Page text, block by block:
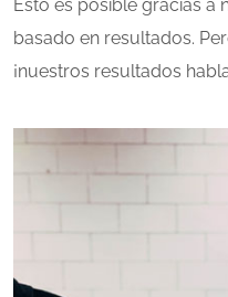
Esto es posible gracias a
basado en resultados.
¡nuestros resultados